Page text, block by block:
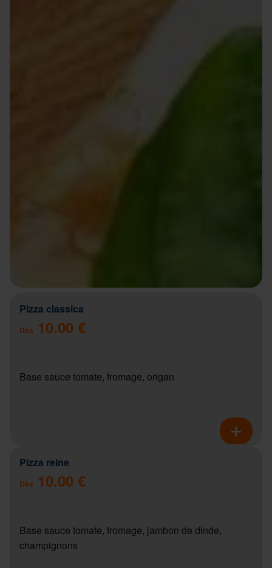
Pizza classica
Dès 10.00 €
Base sauce tomate, fromage, origan
Pizza reine
Dès 10.00 €
Base sauce tomate, fromage, jambon de dinde,
champignons